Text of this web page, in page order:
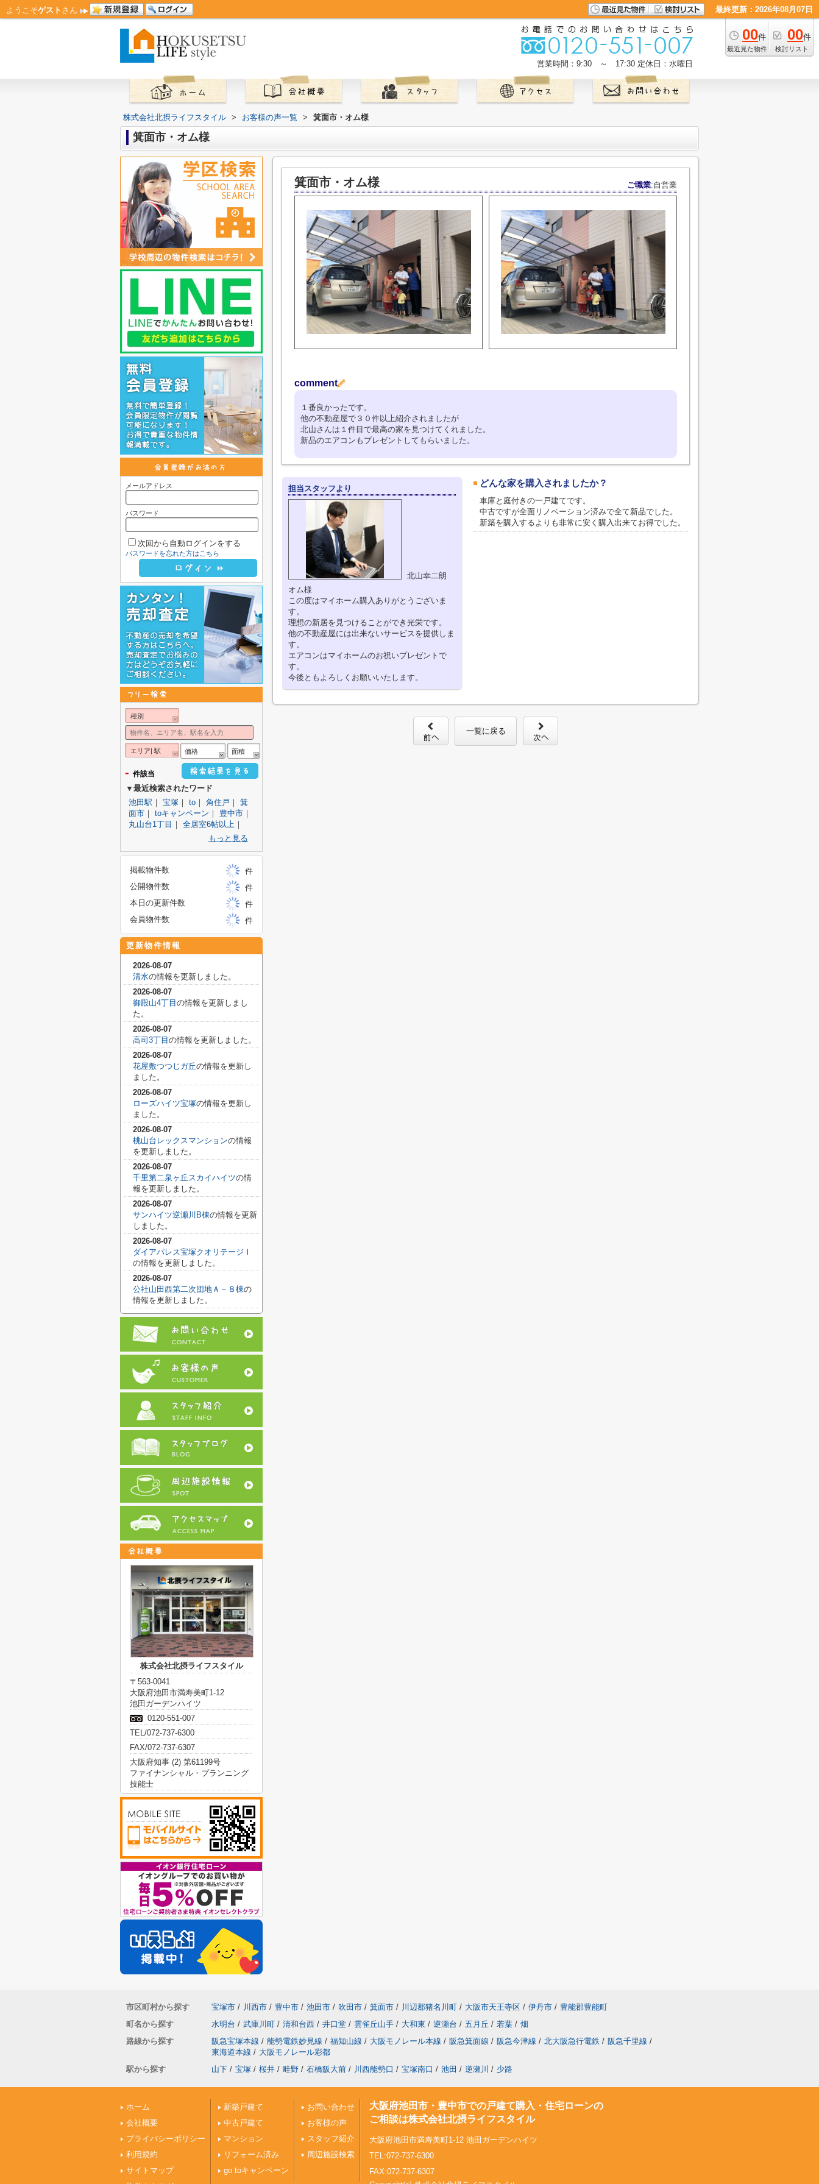
ようこそゲスト さん 最終更新：2026年08月07日
00件
最近見た物件
00件
検討リスト
営業時間：9:30 ～ 17:30 定休日：水曜日
株式会社北摂ライフスタイル > お客様の声一覧 > 箕面市・オム様
箕面市・オム様
箕面市・オム様 ご職業:自営業
comment
１番良かったです。
他の不動産屋で３０件以上紹介されましたが
北山さんは１件目で最高の家を見つけてくれました。
新品のエアコンもプレゼントしてもらいました。
担当スタッフより
北山幸二朗
オム様
この度はマイホーム購入ありがとうございま
す。
理想の新居を見つけることができ光栄です。
他の不動産屋には出来ないサービスを提供しま
す。
エアコンはマイホームのお祝いプレゼントで
す。
今後ともよろしくお願いいたします。
どんな家を購入されましたか？
車庫と庭付きの一戸建てです。
中古ですが全面リノベーション済みで全て新品でした。
新築を購入するよりも非常に安く購入出来てお得でした。
一覧に戻る
メールアドレス
パスワード
次回から自動ログインをする
パスワードを忘れた方はこちら
種別
エリア| 駅 価格 面積
- 件該当
▼最近検索されたワード
池田駅 ｜ 宝塚 ｜ to ｜ 角住戸 ｜ 箕
面市 ｜ toキャンペーン ｜ 豊中市 ｜
丸山台1丁目 ｜ 全居室6帖以上 ｜
もっと見る
掲載物件数
件
公開物件数
件
本日の更新件数
件
会員物件数
件
更新物件情報
2026-08-07
清水の情報を更新しました。
2026-08-07
御殿山4丁目 の情報を更新しまし
た。
2026-08-07
高司3丁目 の情報を更新しました。
2026-08-07
花屋敷つつじガ丘の情報を更新し
ました。
2026-08-07
ローズハイツ宝塚の情報を更新し
ました。
2026-08-07
桃山台レックスマンションの情報
を更新しました。
2026-08-07
千里第二泉ヶ丘スカイハイツの情
報を更新しました。
2026-08-07
サンハイツ逆瀬川B棟の情報を更新
しました。
2026-08-07
ダイアパレス宝塚クオリテージⅠ
の情報を更新しました。
2026-08-07
公社山田西第二次団地Ａ－８棟の
情報を更新しました。
株式会社北摂ライフスタイル
〒563-0041
大阪府池田市満寿美町1-12
池田ガーデンハイツ
0120-551-007
TEL/072-737-6300
FAX/072-737-6307
大阪府知事 (2) 第61199号
ファイナンシャル・プランニング
技能士
市区町村から探す 宝塚市 / 川西市 / 豊中市 / 池田市 / 吹田市 / 箕面市 / 川辺郡猪名川町 / 大阪市天王寺区 / 伊丹市 / 豊能郡豊能町
町名から探す
水明台 / 武庫川町 / 清和台西 / 井口堂 / 雲雀丘山手 / 大和東 / 逆瀬台 / 五月丘 / 若葉 / 畑
路線から探す
阪急宝塚本線 / 能勢電鉄妙見線 / 福知山線 / 大阪モノレール本線 / 阪急箕面線 / 阪急今津線 / 北大阪急行電鉄 / 阪急千里線 /
東海道本線 / 大阪モノレール彩都
駅から探す
山下 / 宝塚 / 桜井 / 畦野 / 石橋阪大前 / 川西能勢口 / 宝塚南口 / 池田 / 逆瀬川 / 少路
ホーム
会社概要
プライバシーポリシー
利用規約
サイトマップ
新築戸建て
中古戸建て
マンション
リフォーム済み
go toキャンペーン
お問い合わせ
お客様の声
スタッフ紹介
周辺施設検索
大阪府池田市・豊中市での戸建て購入・住宅ローンの
ご相談は株式会社北摂ライフスタイル
大阪府池田市満寿美町1-12 池田ガーデンハイツ
TEL:072-737-6300
FAX:072-737-6307